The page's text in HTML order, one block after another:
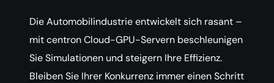
Die Automobilindustrie entwickelt sich rasant –
mit centron Cloud-GPU-Servern beschleunigen
Sie Simulationen und steigern Ihre Effizienz.
Bleiben Sie Ihrer Konkurrenz immer einen Schritt